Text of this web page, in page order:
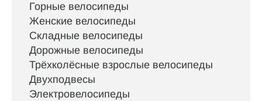
Горные велосипеды
Женские велосипеды
Складные велосипеды
Дорожные велосипеды
Трёхколёсные взрослые велосипеды
Двухподвесы
Электровелосипеды